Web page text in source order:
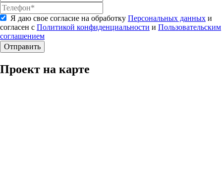
Я даю свое согласие на обработку Персональных данных и
согласен с Политикой конфиденциальности и Пользовательским
соглашением
Отправить
Проект на карте